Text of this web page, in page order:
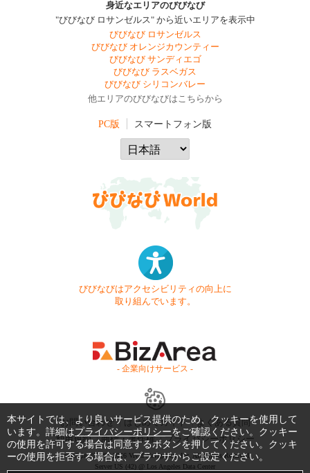
身近なエリアのびびなび
"びびなび ロサンゼルス" から近いエリアを表示中
びびなび ロサンゼルス
びびなび オレンジカウンティー
びびなび サンディエゴ
びびなび ラスベガス
びびなび シリコンバレー
他エリアのびびなびはこちらから
PC版 スマートフォン版
びびなびはアクセシビリティの向上に
取り組んでいます。
- 企業向けサービス -
お問い合わせ はじめてガイド
よくある質問
利用規約
商標・著作権 プライバシーポリシー
Copyright © 1999-2026 Vivid Navigation, Inc. All Rights Reserved.
Server US (42) @ Los Angeles Data Center
本サイトでは、より良いサービス提供のため、クッキーを使用して
います。詳細はプライバシーポリシーをご確認ください。クッキー
の使用を許可する場合は同意するボタンを押してください。クッキ
ーの使用を拒否する場合は、ブラウザからご設定ください。